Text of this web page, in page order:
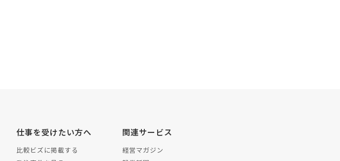
仕事を受けたい方へ
比較ビズに掲載する
関連サービス
経営マガジン